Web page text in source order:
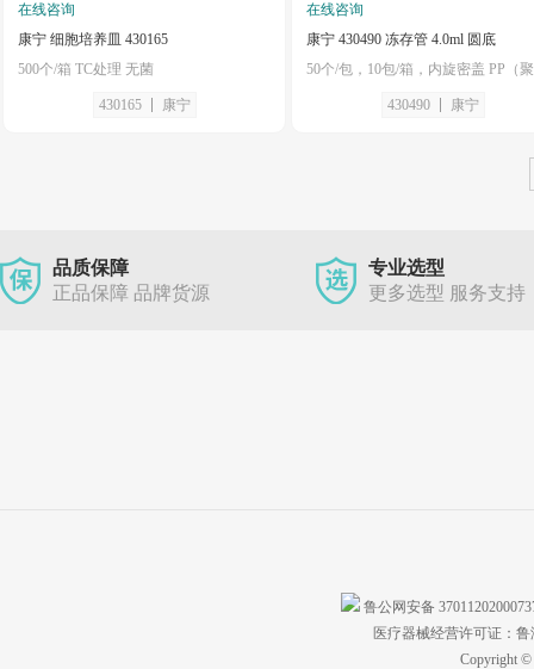
在线咨询
康宁 细胞培养皿 430165
500个/箱 TC处理 无菌
430165 康宁
在线咨询
康宁 430490 冻存管 4.0ml 圆底
430490 康宁
品质保障
正品保障 品牌货源
专业选型
更多选型 服务支持
鲁公网安备
医疗器械经营许可证：
Copyright